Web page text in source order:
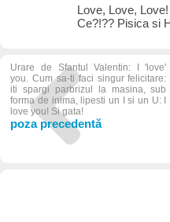
Love, Love,
Ce?!?? Pisica si
Urare de Sfantul Valentin: I 'love'
you. Cum sa-ti faci singur felicitare:
iti spargi parbrizul la masina, sub
forma de inima, lipesti un I si un U: I
love you! Si gata!
poza precedentă